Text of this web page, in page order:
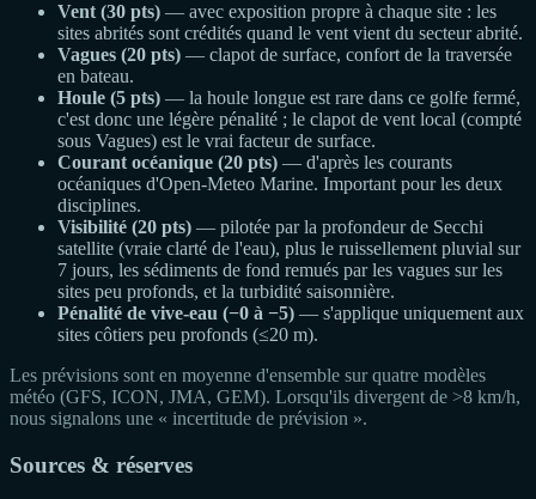
Vent (30 pts) — avec exposition propre à chaque site : les
sites abrités sont crédités quand le vent vient du secteur abrité.
Vagues (20 pts) — clapot de surface, confort de la traversée
en bateau.
Houle (5 pts) — la houle longue est rare dans ce golfe fermé,
c'est donc une légère pénalité ; le clapot de vent local (compté
sous Vagues) est le vrai facteur de surface.
Courant océanique (20 pts) — d'après les courants
océaniques d'Open-Meteo Marine. Important pour les deux
disciplines.
Visibilité (20 pts) — pilotée par la profondeur de Secchi
satellite (vraie clarté de l'eau), plus le ruissellement pluvial sur
7 jours, les sédiments de fond remués par les vagues sur les
sites peu profonds, et la turbidité saisonnière.
Pénalité de vive-eau (−0 à −5) — s'applique uniquement aux
sites côtiers peu profonds (≤20 m).
Les prévisions sont en moyenne d'ensemble sur quatre modèles
météo (GFS, ICON, JMA, GEM). Lorsqu'ils divergent de >8 km/h,
nous signalons une « incertitude de prévision ».
Sources & réserves